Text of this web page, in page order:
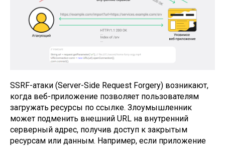
SSRF-атаки (Server-Side Request Forgery) возникают,
когда веб-приложение позволяет пользователям
загружать ресурсы по ссылке. Злоумышленник
может подменить внешний URL на внутренний
серверный адрес, получив доступ к закрытым
ресурсам или данным. Например, если приложение